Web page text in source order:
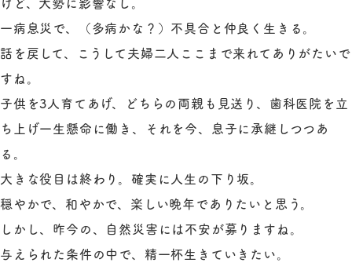
一病息災で、（多病かな？）不具合と仲良く生きる。
話を戻して、こうして夫婦二人ここまで来れてありがたいで
すね。
子供を3人育てあげ、どちらの両親も見送り、歯科医院を立
ち上げ一生懸命に働き、それを今、息子に承継しつつあ
る。
大きな役目は終わり。確実に人生の下り坂。
穏やかで、和やかで、楽しい晩年でありたいと思う。
しかし、昨今の、自然災害には不安が募りますね。
与えられた条件の中で、精一杯生きていきたい。